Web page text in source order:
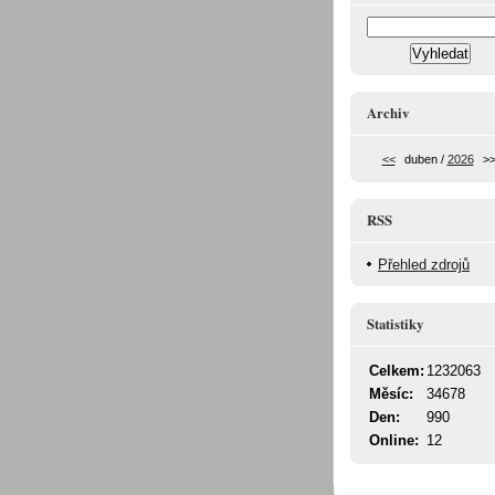
Archiv
<< duben / 2026 >>
RSS
Přehled zdrojů
Statistiky
Online: 12
Celkem: 1232063
Měsíc:
34678
Den:
990